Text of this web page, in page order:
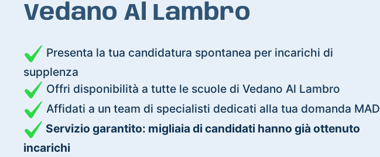
Vedano Al Lambro
Presenta la tua candidatura spontanea per incarichi di
supplenza
Offri disponibilità a tutte le scuole di Vedano Al Lambro
Affidati a un team di specialisti dedicati alla tua domanda MAD
Servizio garantito: migliaia di candidati hanno già ottenuto
incarichi